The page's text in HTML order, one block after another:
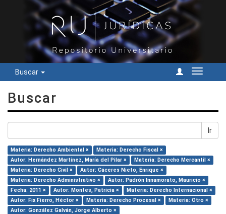
Buscar
Cambiar
Buscar
Ir
Materia: Derecho Ambiental ×
Materia: Derecho Fiscal ×
Autor: Hernández Martínez, María del Pilar ×
Materia: Derecho Mercantil ×
Materia: Derecho Civil ×
Autor: Cáceres Nieto, Enrique ×
Materia: Derecho Administrativo ×
Autor: Padrón Innamorato, Mauricio ×
Fecha: 2011 ×
Autor: Montes, Patricia ×
Materia: Derecho Internacional ×
Autor: Fix Fierro, Héctor ×
Materia: Derecho Procesal ×
Materia: Otro ×
Autor: González Galván, Jorge Alberto ×